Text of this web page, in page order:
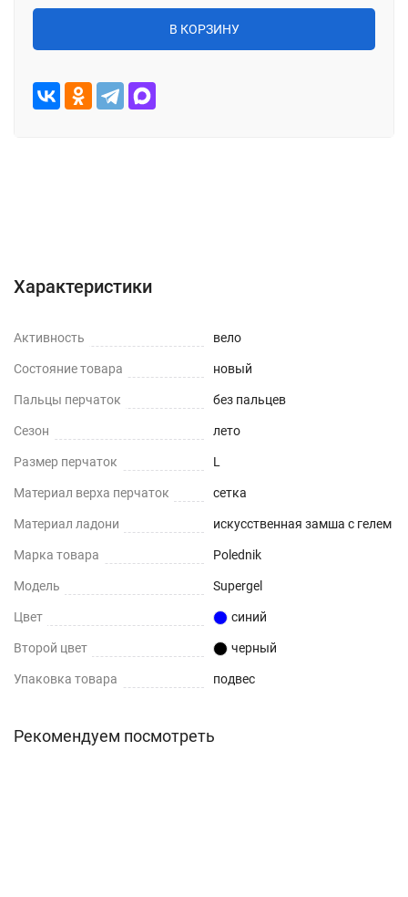
В КОРЗИНУ
Характеристики
Активность вело
Состояние товара новый
Пальцы перчаток без пальцев
Сезон лето
Размер перчаток L
Материал верха перчаток сетка
Материал ладони искусственная замша с гелем
Марка товара Polednik
Модель Supergel
Цвет синий
Второй цвет черный
Упаковка товара подвес
Рекомендуем посмотреть